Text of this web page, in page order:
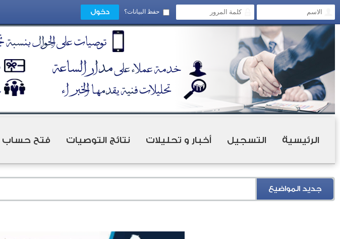
حفظ البيانات؟
الرئيسية التسجيل أخبار و تحليلات نتائج التوصيات فتح حساب
جديد المواضيع